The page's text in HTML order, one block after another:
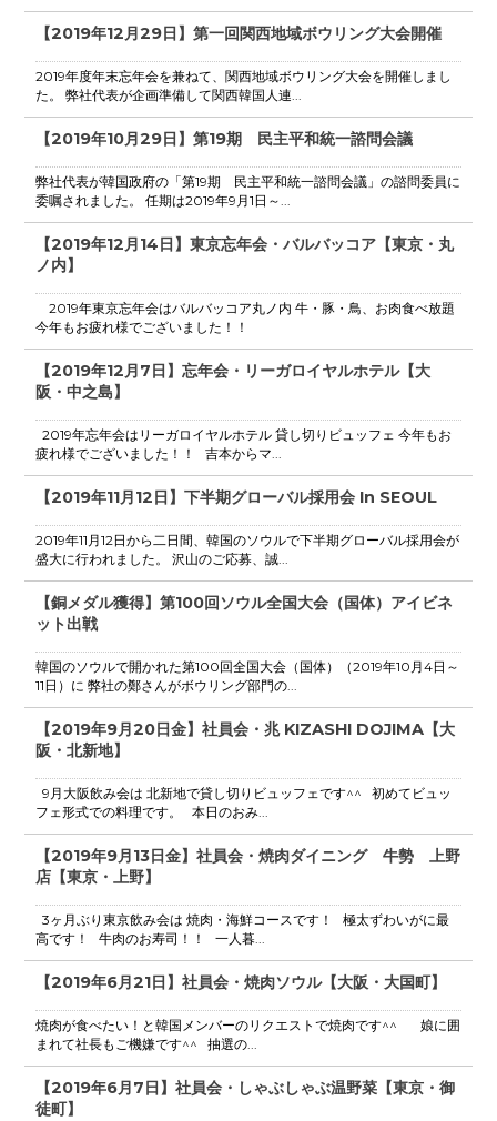
【2019年12月29日】第一回関西地域ボウリング大会開催
2019年度年末忘年会を兼ねて、関西地域ボウリング大会を開催しまし
た。 弊社代表が企画準備して関西韓国人連...
【2019年10月29日】第19期 民主平和統一諮問会議
弊社代表が韓国政府の「第19期 民主平和統一諮問会議」の諮問委員に
委嘱されました。 任期は2019年9月1日～...
【2019年12月14日】東京忘年会・バルバッコア【東京・丸
ノ内】
2019年東京忘年会はバルバッコア丸ノ内 牛・豚・鳥、お肉食べ放題
今年もお疲れ様でございました！！
【2019年12月7日】忘年会・リーガロイヤルホテル【大
阪・中之島】
2019年忘年会はリーガロイヤルホテル 貸し切りビュッフェ 今年もお
疲れ様でございました！！ 吉本からマ...
【2019年11月12日】下半期グローバル採用会 In SEOUL
2019年11月12日から二日間、韓国のソウルで下半期グローバル採用会が
盛大に行われました。 沢山のご応募、誠...
【銅メダル獲得】第100回ソウル全国大会（国体）アイビネ
ット出戦
韓国のソウルで開かれた第100回全国大会（国体）（2019年10月4日～
11日）に 弊社の鄭さんがボウリング部門の...
【2019年9月20日金】社員会・兆 KIZASHI DOJIMA【大
阪・北新地】
9月大阪飲み会は 北新地で貸し切りビュッフェです^^ 初めてビュッ
フェ形式での料理です。 本日のおみ...
【2019年9月13日金】社員会・焼肉ダイニング 牛勢 上野
店【東京・上野】
3ヶ月ぶり東京飲み会は 焼肉・海鮮コースです！ 極太ずわいがに最
高です！ 牛肉のお寿司！！ 一人暮...
【2019年6月21日】社員会・焼肉ソウル【大阪・大国町】
焼肉が食べたい！と韓国メンバーのリクエストで焼肉です^^ 娘に囲
まれて社長もご機嫌です^^ 抽選の...
【2019年6月7日】社員会・しゃぶしゃぶ温野菜【東京・御
徒町】